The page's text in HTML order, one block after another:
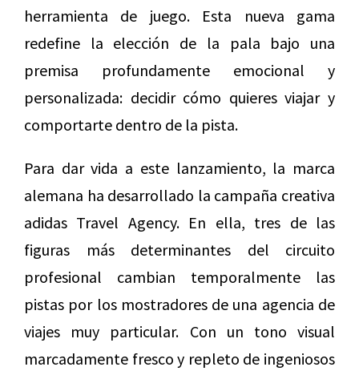
herramienta de juego. Esta nueva gama
redefine la elección de la pala bajo una
premisa profundamente emocional y
personalizada: decidir cómo quieres viajar y
comportarte dentro de la pista.
Para dar vida a este lanzamiento, la marca
alemana ha desarrollado la campaña creativa
adidas Travel Agency. En ella, tres de las
figuras más determinantes del circuito
profesional cambian temporalmente las
pistas por los mostradores de una agencia de
viajes muy particular. Con un tono visual
marcadamente fresco y repleto de ingeniosos